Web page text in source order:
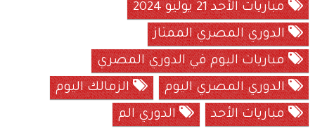
مباريات الأحد 21 يوليو 2024
الدوري المصري الممتاز
مباريات اليوم في الدوري المصري
الدوري المصري اليوم
الزمالك اليوم
مباريات الأحد
الدوري الم